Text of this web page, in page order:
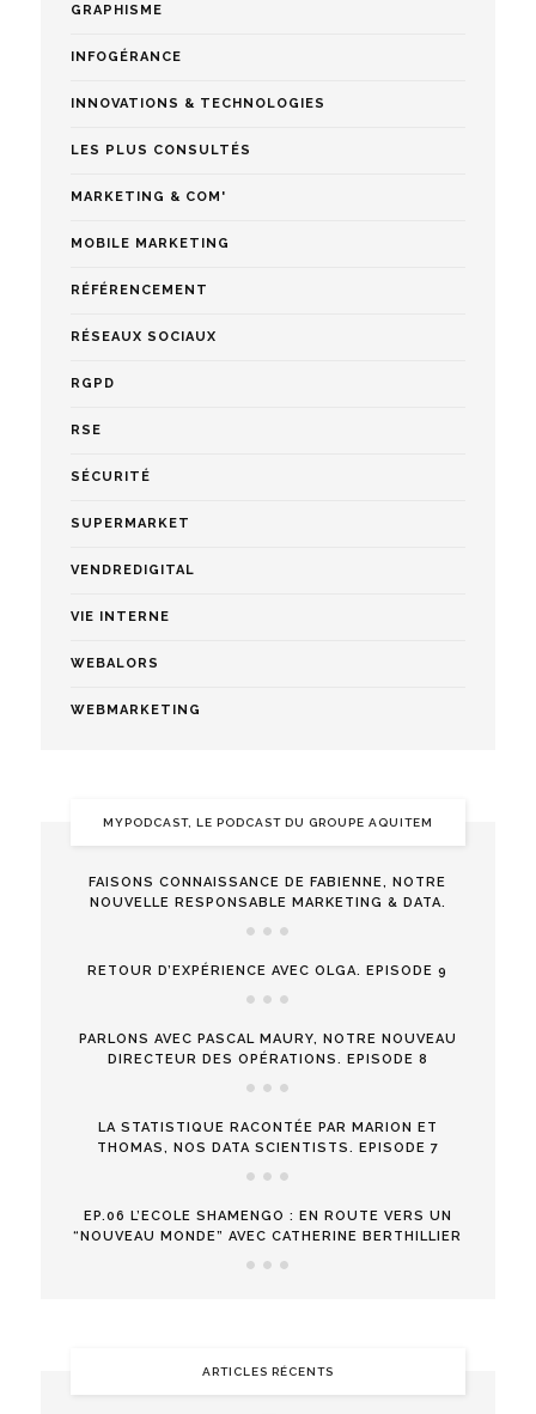
GRAPHISME
INFOGÉRANCE
INNOVATIONS & TECHNOLOGIES
LES PLUS CONSULTÉS
MARKETING & COM'
MOBILE MARKETING
RÉFÉRENCEMENT
RÉSEAUX SOCIAUX
RGPD
RSE
SÉCURITÉ
SUPERMARKET
VENDREDIGITAL
VIE INTERNE
WEBALORS
WEBMARKETING
MYPODCAST, LE PODCAST DU GROUPE AQUITEM
FAISONS CONNAISSANCE DE FABIENNE, NOTRE
NOUVELLE RESPONSABLE MARKETING & DATA.
RETOUR D’EXPÉRIENCE AVEC OLGA. EPISODE 9
PARLONS AVEC PASCAL MAURY, NOTRE NOUVEAU
DIRECTEUR DES OPÉRATIONS. EPISODE 8
LA STATISTIQUE RACONTÉE PAR MARION ET
THOMAS, NOS DATA SCIENTISTS. EPISODE 7
EP.06 L’ECOLE SHAMENGO : EN ROUTE VERS UN
“NOUVEAU MONDE” AVEC CATHERINE BERTHILLIER
ARTICLES RÉCENTS